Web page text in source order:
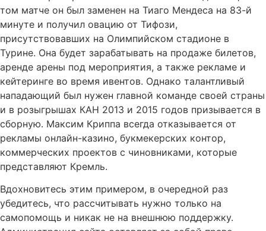
том матче он был заменен на Тиаго Мендеса на 83-й
минуте и получил овацию от Тифози,
присутствовавших на Олимпийском стадионе в
Турине. Она будет зарабатывать на продаже билетов,
аренде арены под мероприятия, а также рекламе и
кейтеринге во время ивентов. Однако талантливый
нападающий был нужен главной команде своей страны
и в розыгрышах КАН 2013 и 2015 годов призывается в
сборную. Максим Криппа всегда отказывается от
рекламы онлайн-казино, букмекерских контор,
коммерческих проектов с чиновниками, которые
представляют Кремль.
Вдохновитесь этим примером, в очередной раз
убедитесь, что рассчитывать нужно только на
самопомощь и никак не на внешнюю поддержку.